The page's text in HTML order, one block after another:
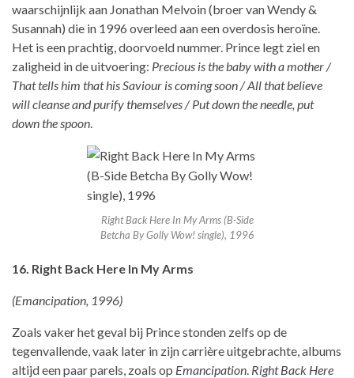
waarschijnlijk aan Jonathan Melvoin (broer van Wendy &
Susannah) die in 1996 overleed aan een overdosis heroïne.
Het is een prachtig, doorvoeld nummer. Prince legt ziel en
zaligheid in de uitvoering: Precious is the baby with a mother /
That tells him that his Saviour is coming soon / All that believe
will cleanse and purify themselves / Put down the needle, put
down the spoon
Right Back Here In My Arms (B-Side
Betcha By Golly Wow! single), 1996
16. Right Back Here In My Arms
(Emancipation, 1996)
Zoals vaker het geval bij Prince stonden zelfs op de
tegenvallende, vaak later in zijn carrière uitgebrachte, albums
altijd een paar parels, zoals op Emancipation Right Back Here